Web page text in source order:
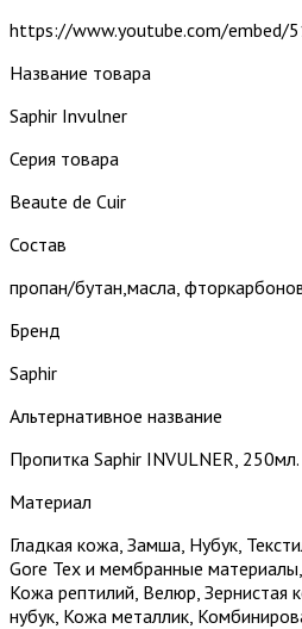
https://www.youtube.com/embed/
Название товара
Saphir Invulner
Серия товара
Beaute de Cuir
Состав
пропан/бутан,масла,
Бренд
Saphir
Альтернативное название
Пропитка Saphir INVULNER, 250мл.
Материал
Гладкая кожа, Замша, Нубук,
Gore Tex и мембранные материалы,
Кожа рептилий, Велюр, Зернистая
нубук, Кожа металлик,